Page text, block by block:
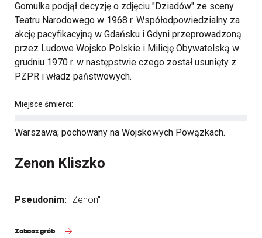
Gomułka podjął decyzję o zdjęciu "Dziadów" ze sceny
Teatru Narodowego w 1968 r. Współodpowiedzialny za
akcję pacyfikacyjną w Gdańsku i Gdyni przeprowadzoną
przez Ludowe Wojsko Polskie i Milicję Obywatelską w
grudniu 1970 r. w następstwie czego został usunięty z
PZPR i władz państwowych.
Miejsce śmierci:
Warszawa; pochowany na Wojskowych Powązkach.
Zenon Kliszko
Pseudonim: "Zenon"
Zobacz grób